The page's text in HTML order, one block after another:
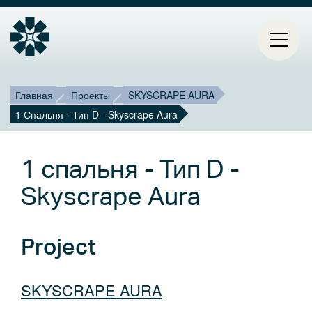
ГЛАВНАЯ
КОНТАКТЫ
Select
Строка
навигации
Главная Проекты
SKYSCRAPE AURA
1 Спальня - Тип D - Skyscrape Aura
1 спальня - Тип D -
Skyscrape Aura
Project
SKYSCRAPE AURA